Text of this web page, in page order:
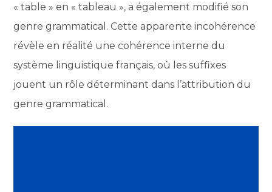
« table » en « tableau », a également modifié son
genre grammatical. Cette apparente incohérence
révèle en réalité une cohérence interne du
système linguistique français, où les suffixes
jouent un rôle déterminant dans l’attribution du
genre grammatical.